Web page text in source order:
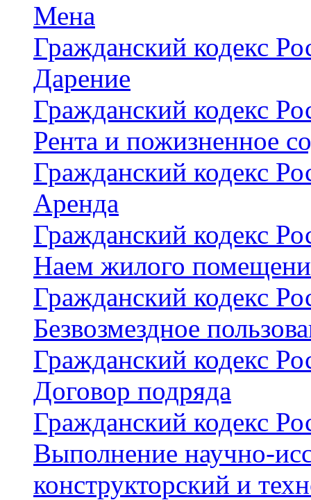
Мена
Гражданский кодекс
Дарение
Гражданский кодекс
Рента и пожизненное
Гражданский кодекс
Аренда
Гражданский кодекс
Наем жилого
Гражданский кодекс
Безвозмездное
Гражданский кодекс
Договор подряда
Гражданский кодекс
Выполнение научно-
конструкторский и